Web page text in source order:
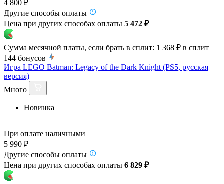
4 800 ₽
Другие способы оплаты
Цена при других способах оплаты 5 472 ₽
Сумма месячной платы, если брать в сплит: 1 368 ₽ в сплит
144 бонусов
Игра LEGO Batman: Legacy of the Dark Knight (PS5, русская
версия)
Много
Новинка
При оплате наличными
5 990 ₽
Другие способы оплаты
Цена при других способах оплаты 6 829 ₽